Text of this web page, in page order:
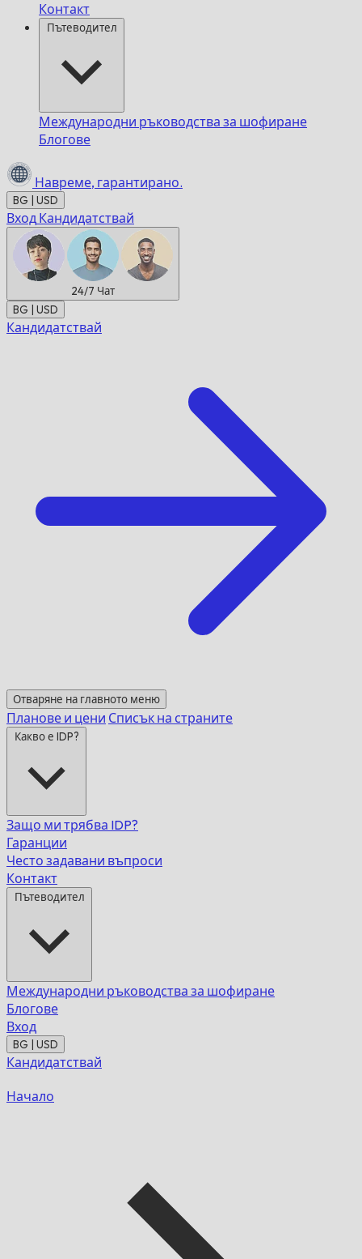
Контакт
Пътеводител
Международни ръководства за шофиране
Блогове
Навреме, гарантирано.
BG | USD
Вход Кандидатствай
24/7 Чат
BG | USD
Кандидатствай
Отваряне на главното меню
Планове и цени Списък на страните
Какво е IDP?
Защо ми трябва IDP?
Гаранции
Често задавани въпроси
Контакт
Пътеводител
Международни ръководства за шофиране
Блогове
Вход
BG | USD
Кандидатствай
Начало